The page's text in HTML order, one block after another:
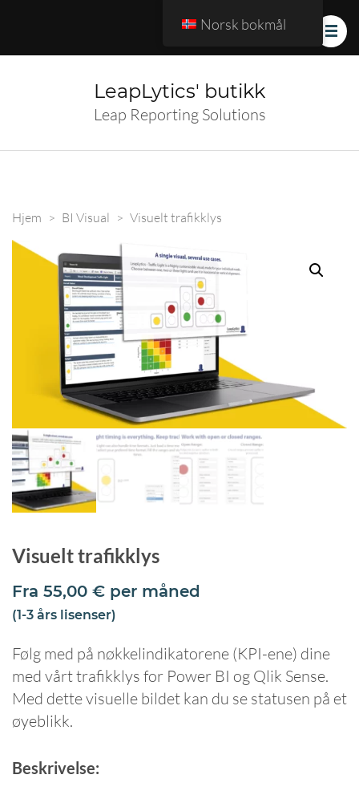
LeapLytics' butikk
Leap Reporting Solutions
Hjem > BI Visual > Visuelt trafikklys
Visuelt trafikklys
Fra 55,00 € per måned
(1-3 års lisenser)
Følg med på nøkkelindikatorene (KPI-ene) dine
med vårt trafikklys for Power BI og Qlik Sense.
Med dette visuelle bildet kan du se statusen på et
øyeblikk.
Beskrivelse:
Norsk bokmål